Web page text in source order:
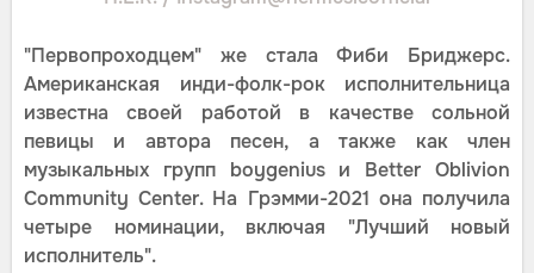
"Первопроходцем" же стала Фиби Бриджерс.
Американская инди-фолк-рок исполнительница
известна своей работой в качестве сольной
певицы и автора песен, а также как член
музыкальных групп boygenius и Better Oblivion
Community Center. На Грэмми-2021 она получила
четыре номинации, включая "Лучший новый
исполнитель".